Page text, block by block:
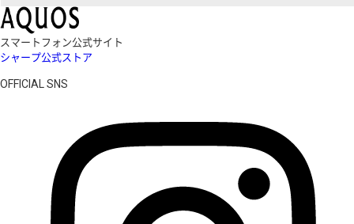
スマートフォン公式サイト
シャープ公式ストア
OFFICIAL SNS